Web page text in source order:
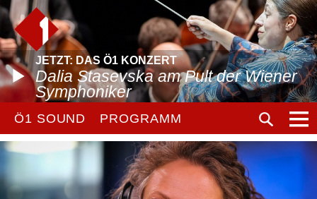
JETZT: DAS Ö1 KONZERT
Dalia Stasevska am Pult der Wiener
Symphoniker
Ö1 SOUND PROGRAMM